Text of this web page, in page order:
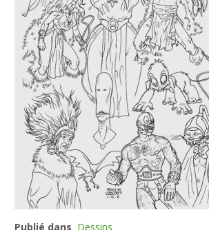
Publié dans Dessins